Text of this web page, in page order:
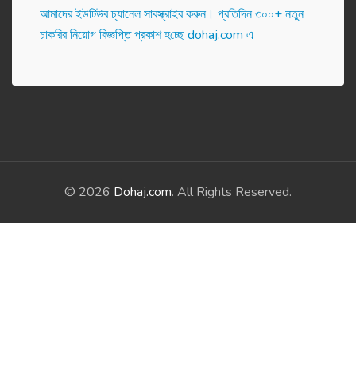
আমাদের ইউটিউব চ্যানেল সাবস্ক্রাইব করুন। প্র‌তি‌দিন ৩০০+ নতুন
চাকরির নিয়োগ বিজ্ঞপ্তি প্রকাশ হ‌চ্ছে dohaj.com এ
© 2026 Dohaj.com. All Rights Reserved.